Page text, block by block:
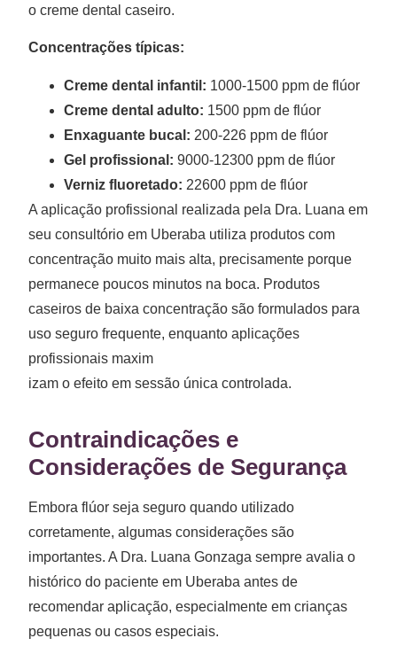
o creme dental caseiro.
Concentrações típicas:
Creme dental infantil: 1000-1500 ppm de flúor
Creme dental adulto: 1500 ppm de flúor
Enxaguante bucal: 200-226 ppm de flúor
Gel profissional: 9000-12300 ppm de flúor
Verniz fluoretado: 22600 ppm de flúor
A aplicação profissional realizada pela Dra. Luana em
seu consultório em Uberaba utiliza produtos com
concentração muito mais alta, precisamente porque
permanece poucos minutos na boca. Produtos
caseiros de baixa concentração são formulados para
uso seguro frequente, enquanto aplicações
profissionais maxim
izam o efeito em sessão única controlada.
Contraindicações e
Considerações de Segurança
Embora flúor seja seguro quando utilizado
corretamente, algumas considerações são
importantes. A Dra. Luana Gonzaga sempre avalia o
histórico do paciente em Uberaba antes de
recomendar aplicação, especialmente em crianças
pequenas ou casos especiais.